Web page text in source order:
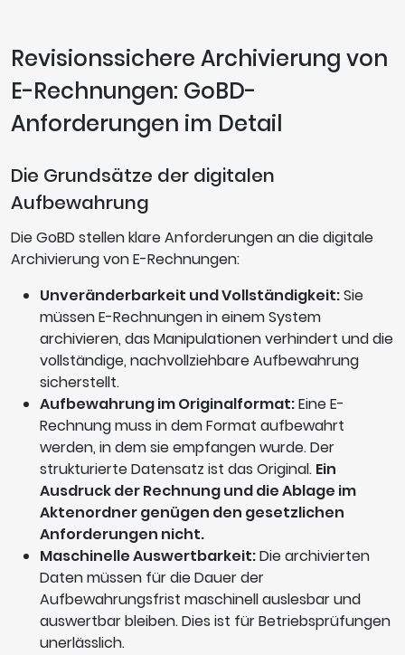
Revisionssichere Archivierung von
E-Rechnungen: GoBD-
Anforderungen im Detail
Die Grundsätze der digitalen
Aufbewahrung
Die GoBD stellen klare Anforderungen an die digitale
Archivierung von E-Rechnungen:
Unveränderbarkeit und Vollständigkeit:Sie
müssen E-Rechnungen in einem System
archivieren, das Manipulationen verhindert und die
vollständige, nachvollziehbare Aufbewahrung
sicherstellt.
Aufbewahrung im Originalformat:Eine E-
Rechnung muss in dem Format aufbewahrt
werden, in dem sie empfangen wurde. Der
strukturierte Datensatz ist das Original. Ein
Ausdruck der Rechnung und die Ablage im
Aktenordner genügen den gesetzlichen
Anforderungen nicht.
Maschinelle Auswertbarkeit:Die archivierten
Daten müssen für die Dauer der
Aufbewahrungsfrist maschinell auslesbar und
auswertbar bleiben. Dies ist für Betriebsprüfungen
unerlässlich.